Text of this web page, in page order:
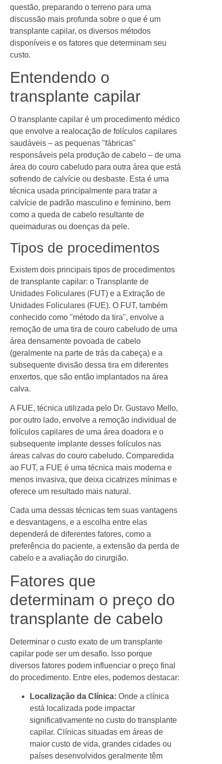
questão, preparando o terreno para uma
discussão mais profunda sobre o que é um
transplante capilar, os diversos métodos
disponíveis e os fatores que determinam seu
custo.
Entendendo o
transplante capilar
O transplante capilar é um procedimento médico
que envolve a realocação de folículos capilares
saudáveis – as pequenas "fábricas"
responsáveis pela produção de cabelo – de uma
área do couro cabeludo para outra área que está
sofrendo de calvície ou desbaste. Esta é uma
técnica usada principalmente para tratar a
calvície de padrão masculino e feminino, bem
como a queda de cabelo resultante de
queimaduras ou doenças da pele.
Tipos de procedimentos
Existem dois principais tipos de procedimentos
de transplante capilar: o Transplante de
Unidades Foliculares (FUT) e a Extração de
Unidades Foliculares (FUE). O FUT, também
conhecido como "método da tira", envolve a
remoção de uma tira de couro cabeludo de uma
área densamente povoada de cabelo
(geralmente na parte de trás da cabeça) e a
subsequente divisão dessa tira em diferentes
enxertos, que são então implantados na área
calva.
A FUE, técnica utilizada pelo Dr. Gustavo Mello,
por outro lado, envolve a remoção individual de
folículos capilares de uma área doadora e o
subsequente implante desses folículos nas
áreas calvas do couro cabeludo. Comparedida
ao FUT, a FUE é uma técnica mais moderna e
menos invasiva, que deixa cicatrizes mínimas e
oferece um resultado mais natural.
Cada uma dessas técnicas tem suas vantagens
e desvantagens, e a escolha entre elas
dependerá de diferentes fatores, como a
preferência do paciente, a extensão da perda de
cabelo e a avaliação do cirurgião.
Fatores que
determinam o preço do
transplante de cabelo
Determinar o custo exato de um transplante
capilar pode ser um desafio. Isso porque
diversos fatores podem influenciar o preço final
do procedimento. Entre eles, podemos destacar:
Localização da Clínica: Onde a clínica
está localizada pode impactar
significativamente no custo do transplante
capilar. Clínicas situadas em áreas de
maior custo de vida, grandes cidades ou
países desenvolvidos geralmente têm